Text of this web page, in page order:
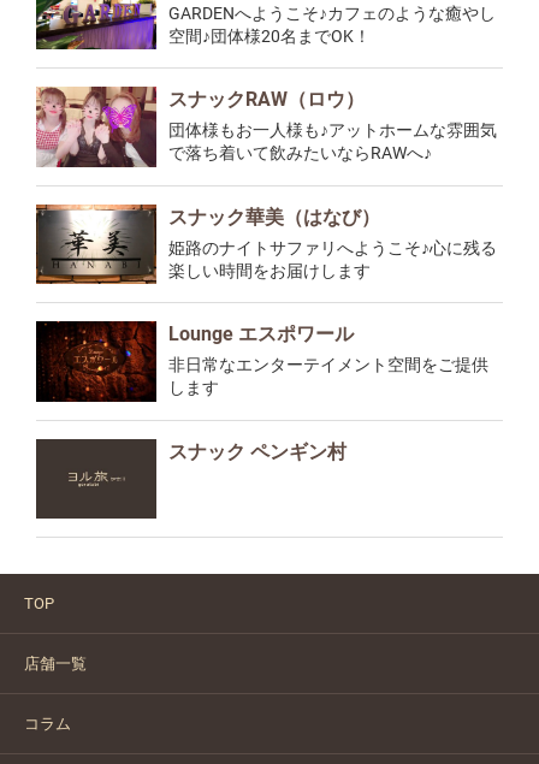
GARDENへようこそ♪カフェのような癒やし
空間♪団体様20名までOK！
スナックRAW（ロウ）
団体様もお一人様も♪アットホームな雰囲気
で落ち着いて飲みたいならRAWへ♪
スナック華美（はなび）
姫路のナイトサファリへようこそ♪心に残る
楽しい時間をお届けします
Lounge エスポワール
非日常なエンターテイメント空間をご提供
します
スナック ペンギン村
TOP
店舗一覧
コラム